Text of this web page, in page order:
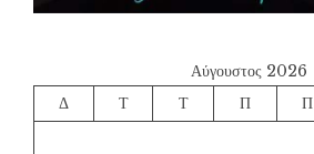
Αύγουστος 2026
Δ
Τ Τ Π Π